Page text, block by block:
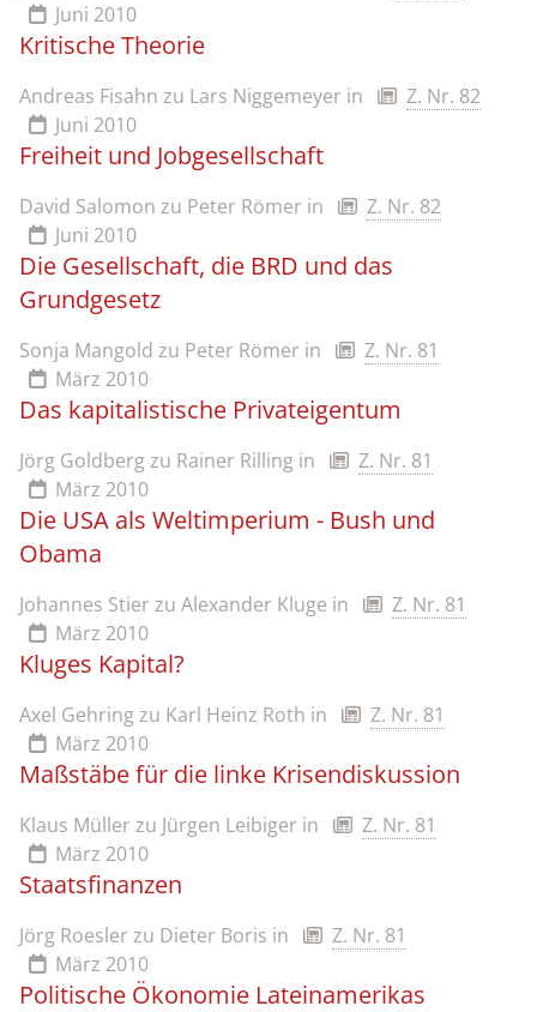
Juni 2010
Kritische Theorie
Andreas Fisahn zu Lars Niggemeyer in
Z. Nr. 82
Juni 2010
Freiheit und Jobgesellschaft
David Salomon zu Peter Römer in
Z. Nr. 82
Juni 2010
Die Gesellschaft, die BRD und das
Grundgesetz
Sonja Mangold zu Peter Römer in
Z. Nr. 81
März 2010
Das kapitalistische Privateigentum
Jörg Goldberg zu Rainer Rilling in
Z. Nr. 81
März 2010
Die USA als Weltimperium - Bush und
Obama
Johannes Stier zu Alexander Kluge in
Z. Nr. 81
März 2010
Kluges Kapital?
Axel Gehring zu Karl Heinz Roth in
Z. Nr. 81
März 2010
Maßstäbe für die linke Krisendiskussion
Klaus Müller zu Jürgen Leibiger in
Z. Nr. 81
März 2010
Staatsfinanzen
Jörg Roesler zu Dieter Boris in
Z. Nr. 81
März 2010
Politische Ökonomie Lateinamerikas